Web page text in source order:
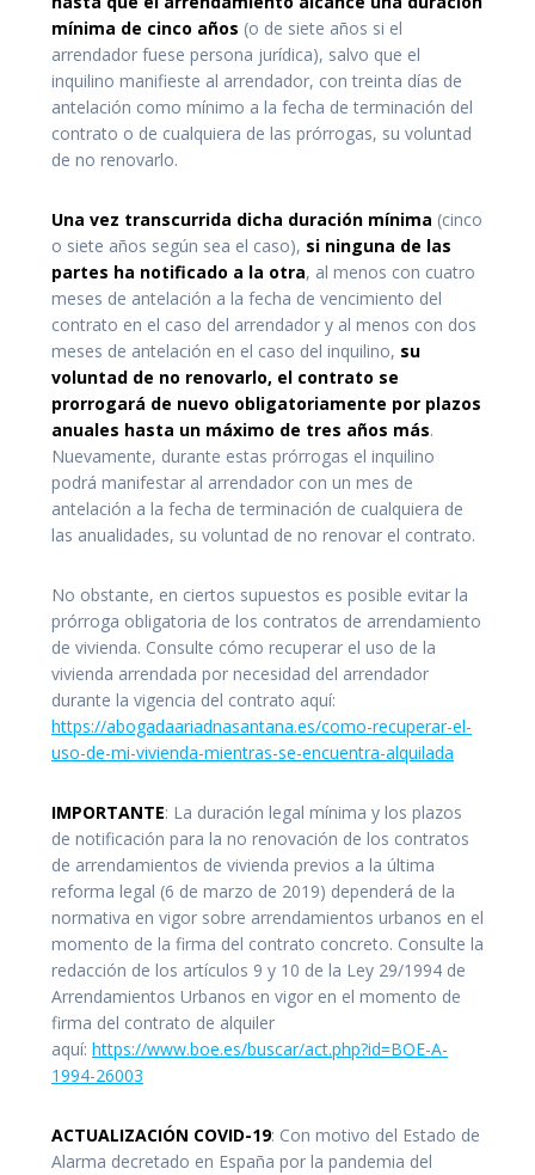
mínima de cinco años (o de siete años si el
arrendador fuese persona jurídica), salvo que el
inquilino manifieste al arrendador, con treinta días de
antelación como mínimo a la fecha de terminación del
contrato o de cualquiera de las prórrogas, su voluntad
de no renovarlo.
Una vez transcurrida dicha duración mínima (cinco
o siete años según sea el caso), si ninguna de las
partes ha notificado a la otra, al menos con cuatro
meses de antelación a la fecha de vencimiento del
contrato en el caso del arrendador y al menos con dos
meses de antelación en el caso del inquilino, su
voluntad de no renovarlo, el contrato se
prorrogará de nuevo obligatoriamente por plazos
anuales hasta un máximo de tres años más.
Nuevamente, durante estas prórrogas el inquilino
podrá manifestar al arrendador con un mes de
antelación a la fecha de terminación de cualquiera de
las anualidades, su voluntad de no renovar el contrato.
No obstante, en ciertos supuestos es posible evitar la
prórroga obligatoria de los contratos de arrendamiento
de vivienda. Consulte cómo recuperar el uso de la
vivienda arrendada por necesidad del arrendador
durante la vigencia del contrato aquí:
https://abogadaariadnasantana.es/como-recuperar-el-
uso-de-mi-vivienda-mientras-se-encuentra-alquilada
IMPORTANTE: La duración legal mínima y los plazos
de notificación para la no renovación de los contratos
de arrendamientos de vivienda previos a la última
reforma legal (6 de marzo de 2019) dependerá de la
normativa en vigor sobre arrendamientos urbanos en el
momento de la firma del contrato concreto. Consulte la
redacción de los artículos 9 y 10 de la Ley 29/1994 de
Arrendamientos Urbanos en vigor en el momento de
firma del contrato de alquiler
aquí: https://www.boe.es/buscar/act.php?id=BOE-A-
1994-26003
ACTUALIZACIÓN COVID-19: Con motivo del Estado de
Alarma decretado en España por la pandemia del